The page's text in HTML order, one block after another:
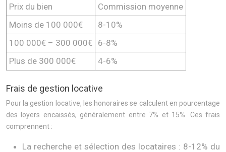
Prix du bien
Commission moyenne
Moins de 100 000€
8-10%
100 000€ – 300 000€ 6-8%
Plus de 300 000€
4-6%
Frais de gestion locative
Pour la gestion locative, les honoraires se calculent en pourcentage
des loyers encaissés, généralement entre 7% et 15%. Ces frais
comprennent :
La recherche et sélection des locataires : 8-12% du